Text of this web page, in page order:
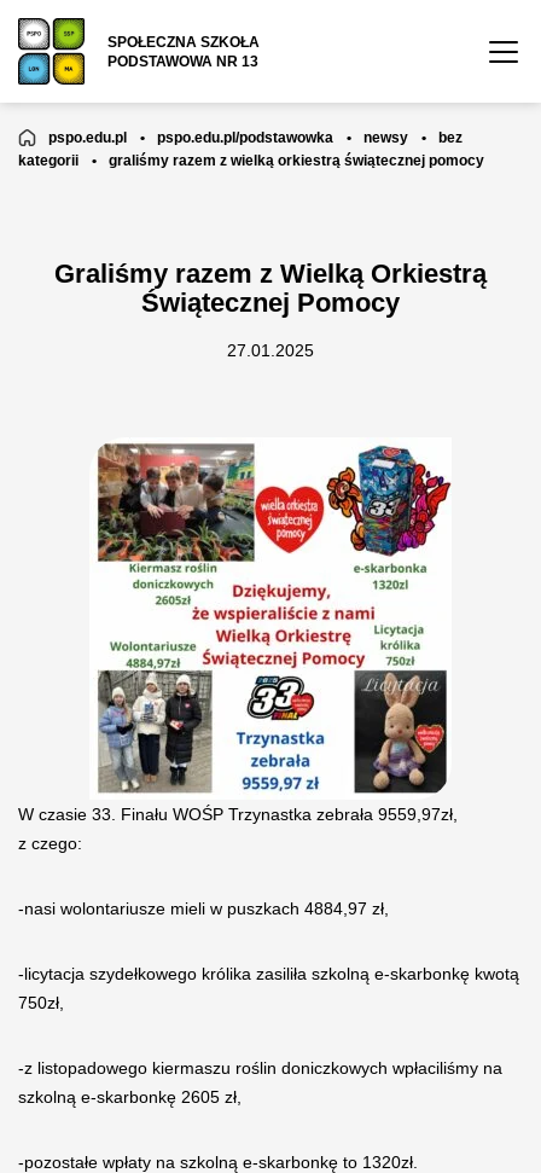
SPOŁECZNA SZKOŁA
PODSTAWOWA NR 13
pspo.edu.pl • pspo.edu.pl/podstawowka • newsy •
bez
kategorii
• graliśmy razem z wielką orkiestrą świątecznej pomocy
Graliśmy razem z Wielką Orkiestrą
Świątecznej Pomocy
27.01.2025
W czasie 33. Finału WOŚP Trzynastka zebrała 9559,97zł,
z czego:
-nasi wolontariusze mieli w puszkach 4884,97 zł,
-licytacja szydełkowego królika zasiliła szkolną e-skarbonkę kwotą
750zł,
-z listopadowego kiermaszu roślin doniczkowych wpłaciliśmy na
szkolną e-skarbonkę 2605 zł,
-pozostałe wpłaty na szkolną e-skarbonkę to 1320zł.